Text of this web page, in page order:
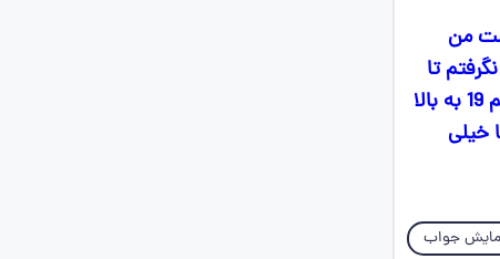
من
تا
الان این امتحاناتو بین 17تا18 دادم همشم بخاطر بیدقتی خودم بود معدلمم از دهم 19 به بالا
خیلی
جواب